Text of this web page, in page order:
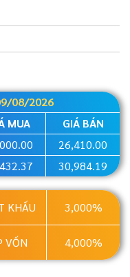
08/2026
MUA
GIÁ BÁN
26,410.00
30,984.19
KHẤU 3,000%
VỐN 4,000%